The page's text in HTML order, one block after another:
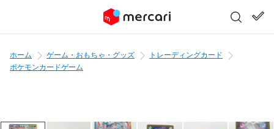
ホーム ゲーム・おもちゃ・グッズ
トレーディングカード
ポケモンカードゲーム